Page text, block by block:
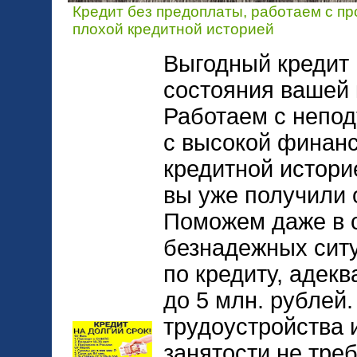
Кредит без предоплаты, работаем с
плохой кредитной историей
Выгодный кредит
состояния вашей
Работаем с
с высокой
кредитной
вы уже получили
Поможем даже в
безнадежных
по кредиту,
до 5 млн.